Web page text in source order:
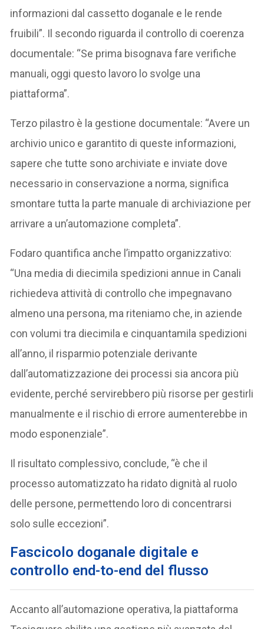
informazioni dal cassetto doganale e le rende
fruibili”. Il secondo riguarda il controllo di coerenza
documentale: “Se prima bisognava fare verifiche
manuali, oggi questo lavoro lo svolge una
piattaforma”.
Terzo pilastro è la gestione documentale: “Avere un
archivio unico e garantito di queste informazioni,
sapere che tutte sono archiviate e inviate dove
necessario in conservazione a norma, significa
smontare tutta la parte manuale di archiviazione per
arrivare a un’automazione completa”.
Fodaro quantifica anche l’impatto organizzativo:
“Una media di diecimila spedizioni annue in Canali
richiedeva attività di controllo che impegnavano
almeno una persona, ma riteniamo che, in aziende
con volumi tra diecimila e cinquantamila spedizioni
all’anno, il risparmio potenziale derivante
dall’automatizzazione dei processi sia ancora più
evidente, perché servirebbero più risorse per gestirli
manualmente e il rischio di errore aumenterebbe in
modo esponenziale”.
Il risultato complessivo, conclude, “è che il
processo automatizzato ha ridato dignità al ruolo
delle persone, permettendo loro di concentrarsi
solo sulle eccezioni”.
Fascicolo doganale digitale e
controllo end-to-end del flusso
Accanto all’automazione operativa, la piattaforma